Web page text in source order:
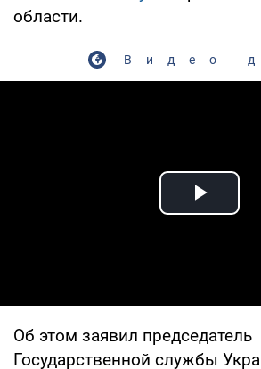
области.
Видео
Play
Об этом заявил председатель
Государственной службы